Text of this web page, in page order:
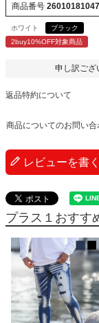
商品番号
ホワイト
ブラック
2buy10%OFF対象商品
申し訳ござ
返品特約について
商品についてのお問い合
レビューを書く
プラス１おすす